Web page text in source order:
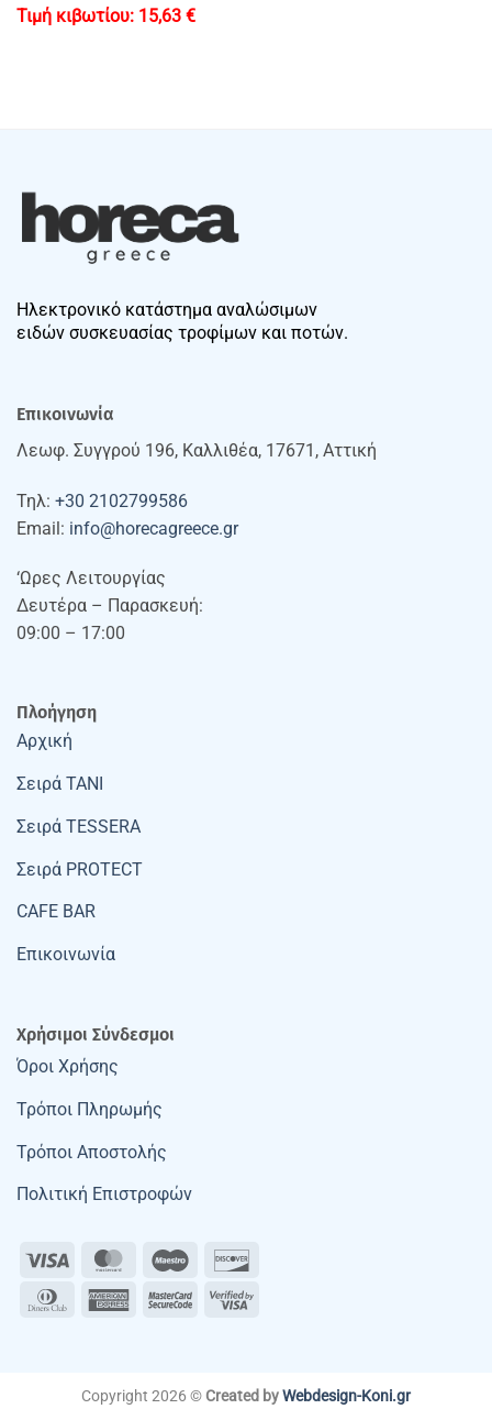
15,63 €
Ηλεκτρονικό κατάστημα αναλώσιμων
ειδών συσκευασίας τροφίμων και ποτών.
Επικοινωνία
Λεωφ. Συγγρού 196, Καλλιθέα, 17671, Αττική
Τηλ: +30 2102799586
Email: info@horecagreece.gr
‘Ωρες Λειτουργίας
Δευτέρα – Παρασκευή:
09:00 – 17:00
Πλοήγηση
Αρχική
Σειρά TANI
Σειρά TESSERA
Σειρά PROTECT
CAFE BAR
Επικοινωνία
Χρήσιμοι Σύνδεσμοι
Όροι Χρήσης
Τρόποι Πληρωμής
Τρόποι Αποστολής
Πολιτική Επιστροφών
Visa MasterCardMaestro
Dinners
AmericanMasterCard
Visa
Copyright 2026 © Created byWebdesign-Koni.gr